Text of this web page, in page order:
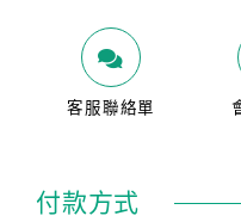
客服聯絡單
付款方式